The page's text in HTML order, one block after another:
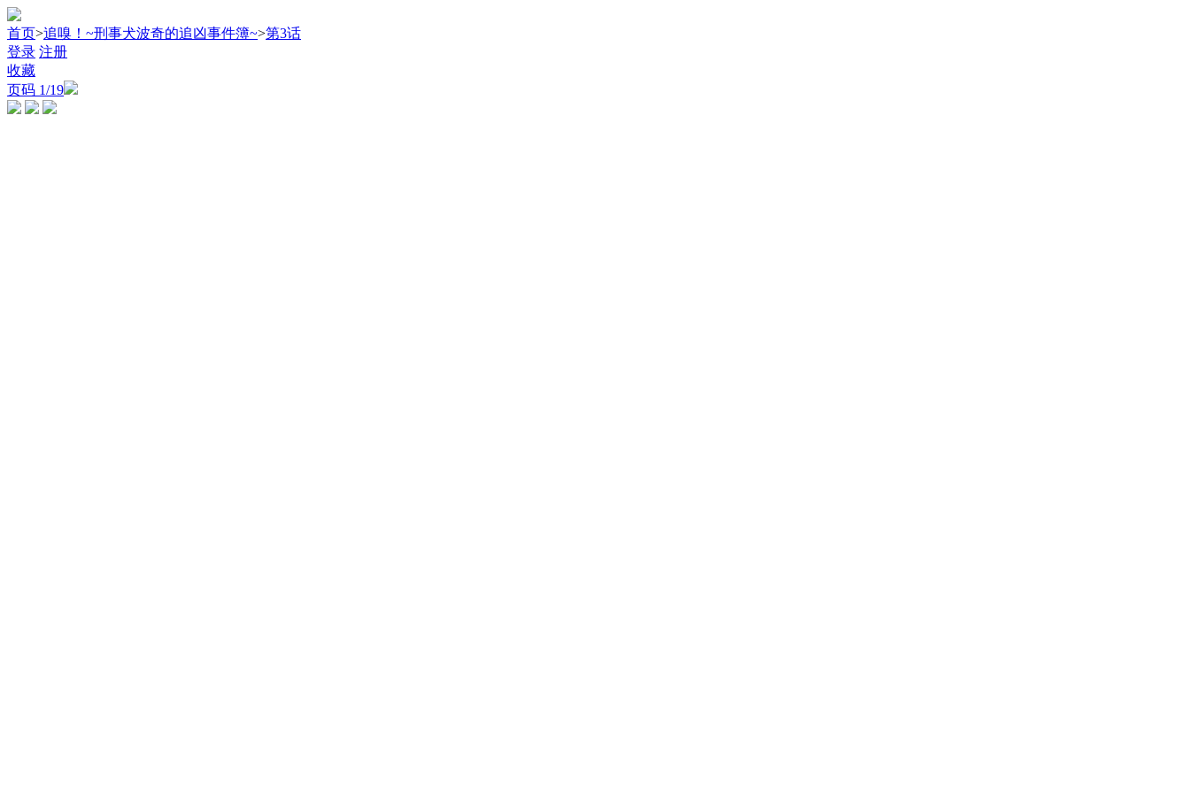
首页>追嗅！~刑事犬波奇的追凶事件簿~>第3话
登录 注册
收藏
页码 1/19